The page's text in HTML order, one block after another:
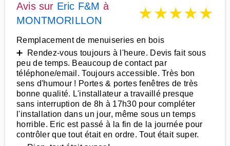
Avis sur Eric F&M à
MONTMORILLON
★★★★★
Remplacement de menuiseries en bois
➕ Rendez-vous toujours à l'heure. Devis fait sous
peu de temps. Beaucoup de contact par
téléphone/email. Toujours accessible. Très bon
sens d'humour ! Portes & portes fenêtres de très
bonne qualité. L'installateur a travaillé presque
sans interruption de 8h à 17h30 pour compléter
l'installation dans un jour, même sous un temps
horrible. Eric est passé à la fin de la journée pour
contrôler que tout était en ordre. Tout était super.